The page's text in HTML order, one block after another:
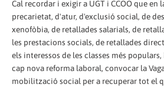
Cal recordar i exigir a UGT i CCOO que en
precarietat, d'atur, d'exclusió social, de
xenofòbia, de retallades salarials, de
les prestacions socials, de retallades
els interessos de les classes més
cap nova reforma laboral, convocar la
mobilització social per a recuperar tot el